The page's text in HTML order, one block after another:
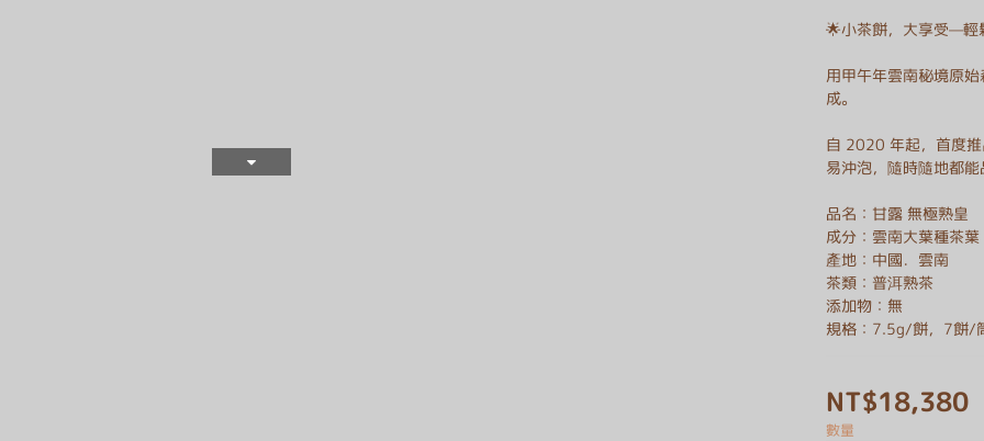
🌟小茶餅，大享受—輕
用甲午年雲南秘境原
成。
自 2020 年起，首度
易沖泡，隨時隨地都
品名：甘露 無極熟皇
成分：雲南大葉種茶葉
產地：中國．雲南
茶類：普洱熟茶
添加物：無
規格：7.5g/餅，7餅/
NT$18,380
數量